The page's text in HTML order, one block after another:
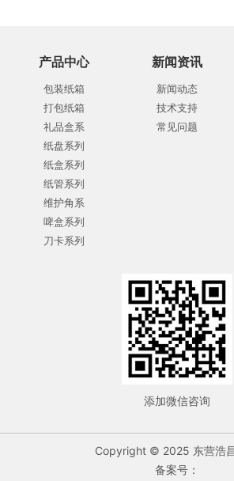
产品中心
包装纸箱
打包纸箱
礼品盒系
纸盘系列
纸盒系列
纸管系列
维护角系
啤盒系列
刀卡系列
新闻资讯
新闻动态
技术支持
常见问题
添加微信咨询
Copyright © 2025 东营浩
备案号：